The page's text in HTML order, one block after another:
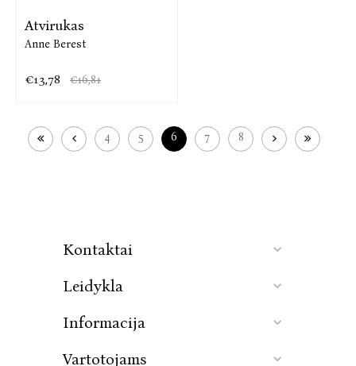
Atvirukas
Anne Berest
€13,78 €16,81
4 5 6 7 8
Kontaktai
Leidykla
Informacija
Vartotojams